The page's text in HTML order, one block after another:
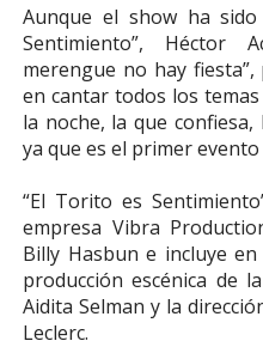
Aunque el show ha
Sentimiento”, Héctor
merengue no hay
en cantar todos los
la noche, la que
ya que es el primer
“El Torito es
empresa Vibra
Billy Hasbun e incluye
producción escénica de
Aidita Selman y la
Leclerc.